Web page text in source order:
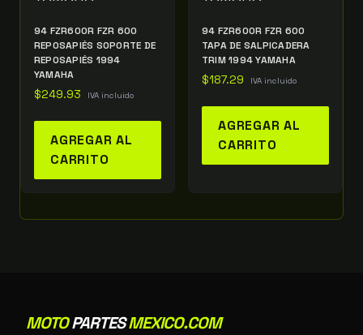
94 FZR600R FZR 600
REPOSAPIÉS SOPORTE DE
REPOSAPIÉS 1994
YAMAHA
$249.93 IVA incluido
AGREGAR AL
CARRITO
94 FZR600R FZR 600
TAPA DE SALPICADERA
TRIM 1994 YAMAHA
$187.29 IVA incluido
AGREGAR AL
CARRITO
MOTOPARTESMEXICO.COM